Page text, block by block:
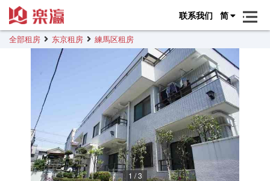
联系我们 简
全部租房 东京租房 練馬区租房
1 /3